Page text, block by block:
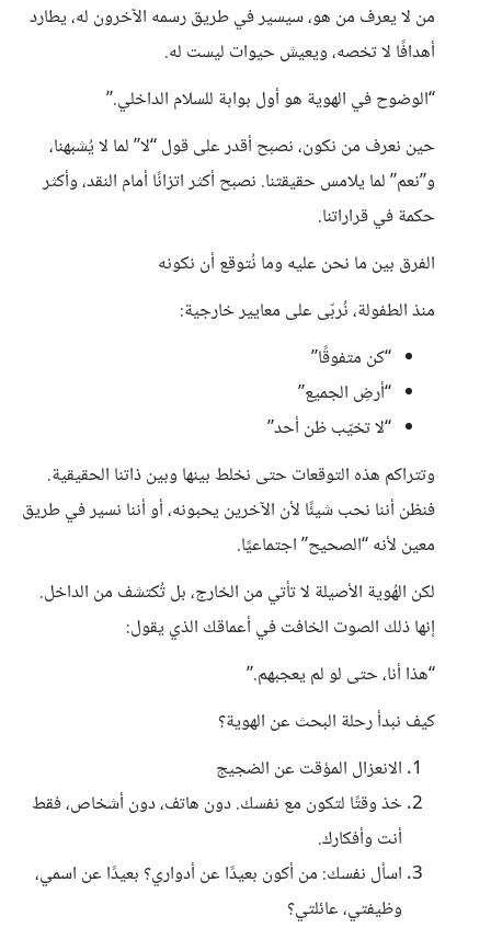
من لا يعرف من هو، سيسير في طريق رسمه الآخرون له، يطارد
أهدافًا لا تخصه، ويعيش حيوات ليست له.
“الوضوح في الهوية هو أول بوابة للسلام الداخلي.”
حين نعرف من نكون، نصبح أقدر على قول “لا” لما لا يُشبهنا،
و”نعم” لما يلامس حقيقتنا. نصبح أكثر اتزانًا أمام النقد، وأكثر
حكمة في قراراتنا.
الفرق بين ما نحن عليه وما نُتوقع أن نكونه
منذ الطفولة، نُربّى على معايير خارجية:
“كن متفوقًا”
“أرضِ الجميع”
“لا تخيّب ظن أحد”
وتتراكم هذه التوقعات حتى نخلط بينها وبين ذاتنا الحقيقية.
فنظن أننا نحب شيئًا لأن الآخرين يحبونه، أو أننا نسير في طريق
معين لأنه “الصحيح” اجتماعيًا.
لكن الهُوية الأصيلة لا تأتي من الخارج، بل تُكتشف من الداخل.
إنها ذلك الصوت الخافت في أعماقك الذي يقول:
“هذا أنا، حتى لو لم يعجبهم.”
كيف نبدأ رحلة البحث عن الهوية؟
الانعزال المؤقت عن الضجيج
خذ وقتًا لتكون مع نفسك. دون هاتف، دون أشخاص، فقط
أنت وأفكارك.
اسأل نفسك: من أكون بعيدًا عن أدواري؟ بعيدًا عن اسمي،
وظيفتي، عائلتي؟